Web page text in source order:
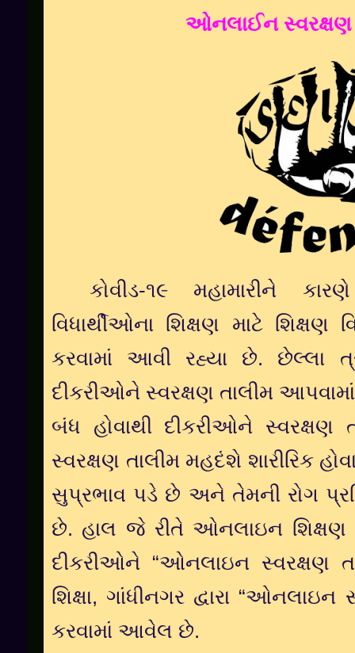
ઓનલાઈન સ્વરક્ષણ
કોવીડ-૧૯ મહામારીને
કારણે
વિધાર્થીઓના શિક્ષણ માટે શિક્ષણ
કરવામાં
આવી રહ્યા છે. છેલ્લા
દીકરીઓને સ્વરક્ષણ તાલીમ આપવામાં
બંધ
હોવાથી દીકરીઓને સ્વરક્ષણ
સ્વરક્ષણ તાલીમ મહદંશે શારીરિક
સુપ્રભાવ પડે છે અને તેમની રોગ
છે. હાલ જે રીતે ઓનલાઇન શિક્ષણ
દીકરીઓને “ઓનલાઇન સ્વરક્ષણ
શિક્ષા, ગાંધીનગર દ્વારા “ઓનલાઇન
કરવામાં આવેલ છે.